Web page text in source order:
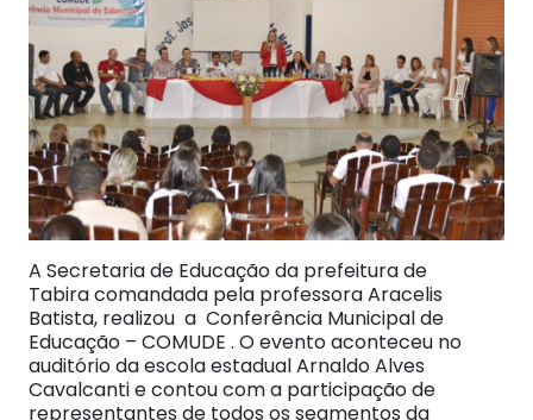
A Secretaria de Educação da prefeitura de
Tabira comandada pela professora Aracelis
Batista, realizou a Conferência Municipal de
Educação – COMUDE . O evento aconteceu no
auditório da escola estadual Arnaldo Alves
Cavalcanti e contou com a participação de
representantes de todos os segmentos da